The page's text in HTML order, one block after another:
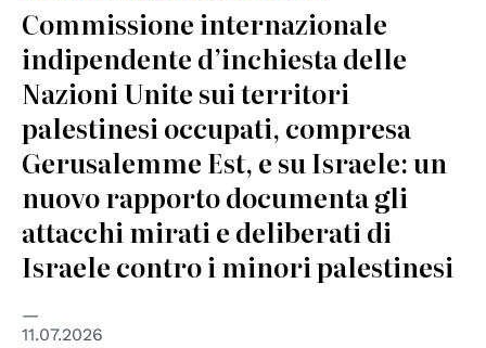
Commissione internazionale
indipendente d’inchiesta delle
Nazioni Unite sui territori
palestinesi occupati, compresa
Gerusalemme Est, e su Israele: un
nuovo rapporto documenta gli
attacchi mirati e deliberati di
Israele contro i minori palestinesi
11.07.2026